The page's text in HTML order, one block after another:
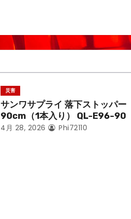
災害
サンワサプライ 落下ストッパー
90cm（1本入り） QL-E96-90
4月 28, 2026 Phi72110